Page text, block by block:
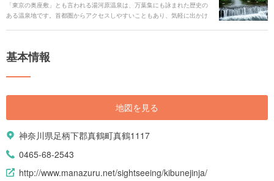
「東京の奥座敷」とも言われる湯河原温泉は、万葉集にも詠まれた歴史の
ある温泉地です。首都圏からアクセスしやすいこともあり、気軽に出かけ
基本情報
地図を見る
神奈川県足柄下郡真鶴町真鶴1117
0465-68-2543
http://www.manazuru.net/sightseeing/kibunejinja/